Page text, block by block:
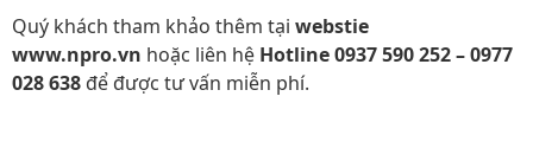
Quý khách tham khảo thêm tại webstie
www.npro.vn hoặc liên hệ Hotline 0937 590 252 – 0977
028 638 để được tư vấn miễn phí.